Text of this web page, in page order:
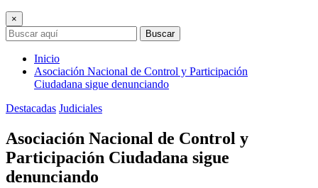
×
Buscar
Inicio
Asociación Nacional de Control y Participación
Ciudadana sigue denunciando
Destacadas Judiciales
Asociación Nacional de Control y
Participación Ciudadana sigue
denunciando